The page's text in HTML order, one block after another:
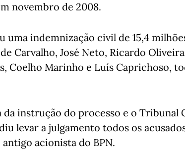
novembro de 2008.
uma indemnização civil de 15,4
Carvalho, José Neto, Ricardo Oliveira
Coelho Marinho e Luís Caprichoso,
instrução do processo e o Tribunal
levar a julgamento todos os
acionista do BPN.